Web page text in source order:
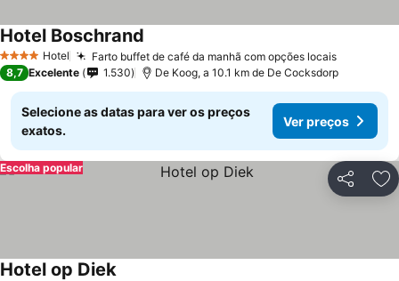
4 EstrelasHotel Farto buffet de café da manhã com opções locais
Hotel Boschrand
8,7 Excelente 1.530 De Koog, a 10.1 km de De Cocksdorp
Selecione as datas para ver os preços
exatos.
Ver preços
Partilhar
Escolha popular
Hotel op Diek